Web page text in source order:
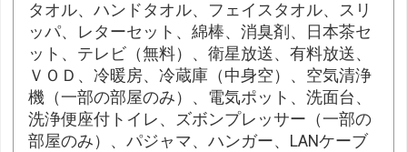
タオル、ハンドタオル、フェイスタオル、スリ
ッパ、レターセット、綿棒、消臭剤、日本茶セ
ット、テレビ（無料）、衛星放送、有料放送、
ＶＯＤ、冷暖房、冷蔵庫（中身空）、空気清浄
機（一部の部屋のみ）、電気ポット、洗面台、
洗浄便座付トイレ、ズボンプレッサー（一部の
部屋のみ）、パジャマ、ハンガー、LANケーブ